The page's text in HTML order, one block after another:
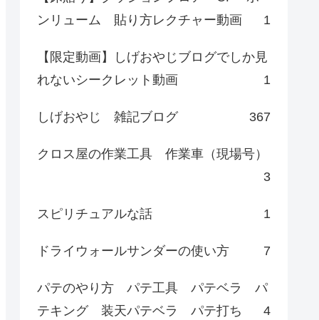
ンリューム 貼り方レクチャー動画
1
【限定動画】しげおやじブログでしか見
れないシークレット動画
1
しげおやじ 雑記ブログ 367
クロス屋の作業工具 作業車（現場号）
3
スピリチュアルな話 1
ドライウォールサンダーの使い方 7
パテのやり方 パテ工具 パテベラ パ
テキング 装天パテベラ パテ打ち
4